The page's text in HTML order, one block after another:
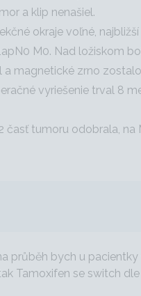
a klip nenašiel.
okraje voľné,
M0. Nad ložiskom
magnetické zrno
vyriešenie trval 8
tumoru odobrala,
průběh bych u
Tamoxifen se switch